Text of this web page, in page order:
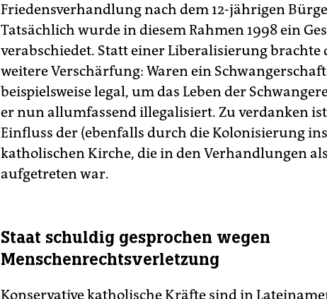
Friedensverhandlung nach dem 12-jährigen
Tatsächlich wurde in diesem Rahmen 1998 ein
verabschiedet. Statt einer Liberalisierung brachte
weitere Verschärfung: Waren ein
beispielsweise legal, um das Leben der
er nun allumfassend illegalisiert. Zu verdanken
Einfluss der (ebenfalls durch die Kolonisierung
katholischen Kirche, die in den Verhandlungen
aufgetreten war.
Staat schuldig gesprochen wegen
Menschenrechtsverletzung
Konservative katholische Kräfte sind in